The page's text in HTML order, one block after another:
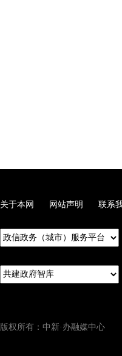
关于本网 网站声明 联系
版权所有：中新·办融媒中心